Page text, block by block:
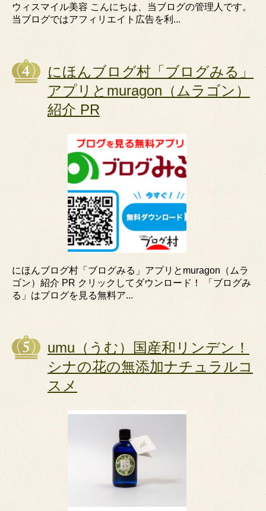
ウィスマイル美容 こんにちは、当ブログの管理人です。
当ブログではアフィリエイト広告を利...
にほんブログ村「ブログみる」
アプリとmuragon（ムラゴン）
紹介 PR
にほんブログ村「ブログみる」アプリとmuragon（ムラ
ゴン）紹介 PR クリックしてダウンロード！ 「ブログみ
る」はブログを見る無料ア...
umu（うむ）国産和リンデン！
シナの花の無添加ナチュラルコ
スメ